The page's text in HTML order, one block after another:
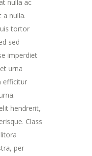
nulla ac
a nulla.
tortor
sed
imperdiet
urna
efficitur
hendrerit,
Class
per